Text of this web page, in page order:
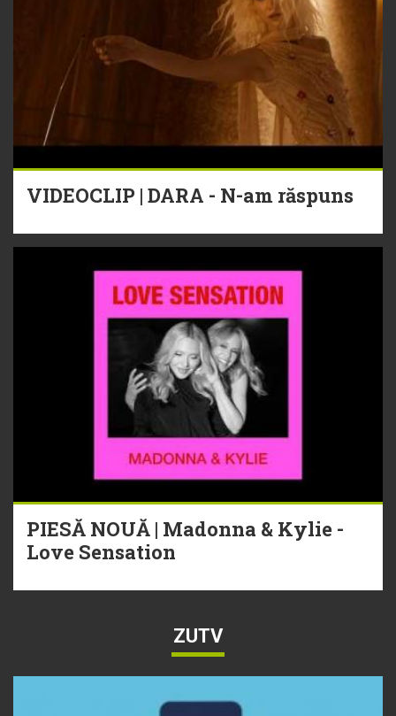
VIDEOCLIP | DARA - N-am răspuns
PIESĂ NOUĂ | Madonna & Kylie -
Love Sensation
ZUTV